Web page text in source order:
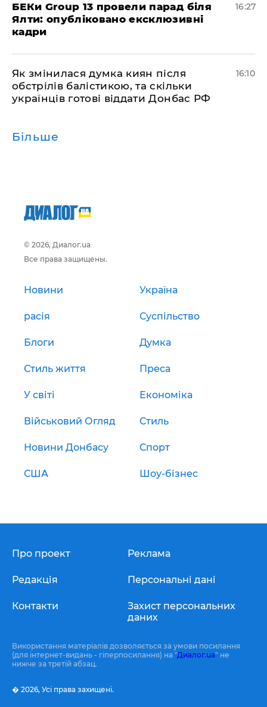
БЕКи Group 13 провели парад біля
Ялти: опубліковано ексклюзивні
кадри
16:27
Як змінилася думка киян після
обстрілів балістикою, та скільки
українців готові віддати Донбас РФ
16:10
Більше
© 2026, Диалог.ua
Все права защищены.
Новини Україна
расія Суспільство
Блоги Думка
Стиль життя Преса
У світі Економіка
Військовий Огляд Стиль
Новини Донбасу Спорт
США Шоу-бізнес
Про проект
Редакція
Контакти
Реклама
Персональні дані
Захист персональних
даних
Використання матеріалів дозволяється за умови посилання
(для інтернет-видань - гіперпосилання) на "Диалог.ua" не
нижче за третій абзац.
� 2026, Усі права захищені.